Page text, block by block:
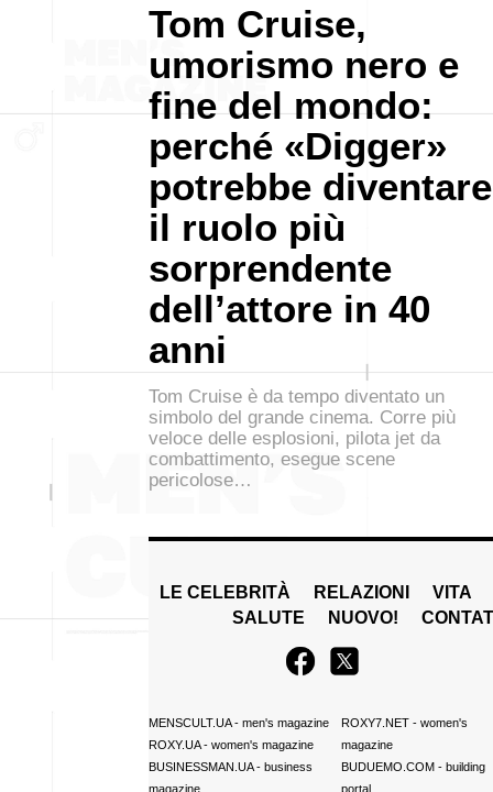
Tom Cruise,
umorismo nero e
fine del mondo:
perché «Digger»
potrebbe diventare
il ruolo più
sorprendente
dell’attore in 40
anni
Tom Cruise è da tempo diventato un
simbolo del grande cinema. Corre più
veloce delle esplosioni, pilota jet da
combattimento, esegue scene
pericolose…
LE CELEBRITÀ RELAZIONI
VITA
SALUTE
NUOVO!
MENSCULT.UA- men's magazine
ROXY.UA- women's magazine
BUSINESSMAN.UA- business
magazine
ROXY7.NET- women's
magazine
BUDUEMO.COM- building
portal